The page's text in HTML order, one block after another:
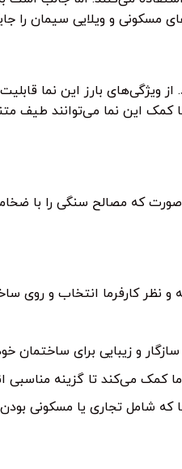
مسکونی و ویلایی سیمان را
بارز این نما
این نما می‌توانند طیف
که مصالح سنگی را با
کارفرما انتخاب و روی
و زیبایی برای ساختمان
می‌کند تا گزینه مناسبی
که شامل تجاری یا مسکونی